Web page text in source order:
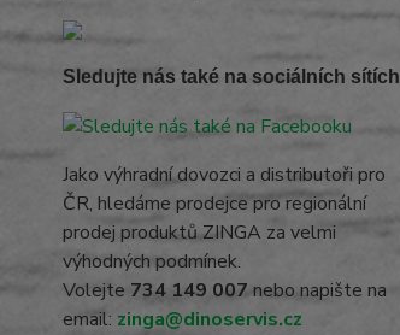
Sledujte nás také na sociálních sítích
Jako výhradní dovozci a distributoři pro
ČR, hledáme prodejce pro regionální
prodej produktů ZINGA za velmi
výhodných podmínek.
Volejte 734 149 007nebo napište na
email: zinga@dinoservis.cz